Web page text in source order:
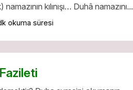
kılınışı… Duhâ namazını...
okuma süresi